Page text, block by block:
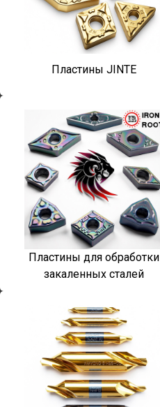
Пластины JINTE
Пластины для обработки
закаленных сталей